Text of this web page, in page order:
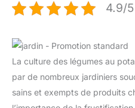
4.9/
La culture des légumes au
par de nombreux jardiniers
sains et exempts de produits